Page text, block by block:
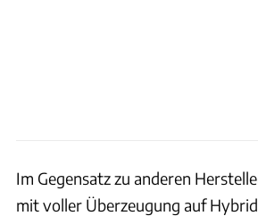
Im Gegensatz zu anderen
mit voller Überzeugung auf